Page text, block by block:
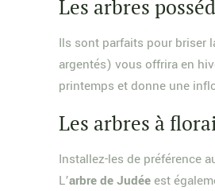
Les arbres
Ils sont parfaits pour briser
argentés) vous offrira en
printemps et donne une
Les arbres à
Installez-les de préférence
L’arbre de Judéeest